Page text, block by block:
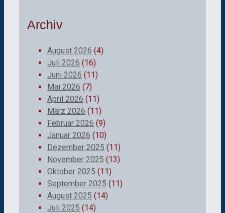
Archiv
August 2026 (4)
Juli 2026 (16)
Juni 2026 (11)
Mai 2026 (7)
April 2026 (11)
März 2026 (11)
Februar 2026 (9)
Januar 2026 (10)
Dezember 2025 (11)
November 2025 (13)
Oktober 2025 (11)
September 2025 (11)
August 2025 (14)
Juli 2025 (14)